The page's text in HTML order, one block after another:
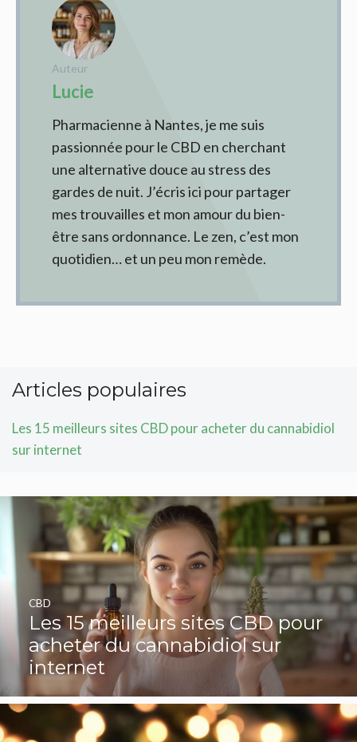
Auteur
Lucie
Pharmacienne à Nantes, je me suis
passionnée pour le CBD en cherchant
une alternative douce au stress des
gardes de nuit. J’écris ici pour partager
mes trouvailles et mon amour du bien-
être sans ordonnance. Le zen, c’est mon
quotidien… et un peu mon remède.
Articles populaires
Les 15 meilleurs sites CBD pour acheter du cannabidiol
sur internet
Les 15 meilleurs sites CBD pour
acheter du cannabidiol sur
internet
CBD